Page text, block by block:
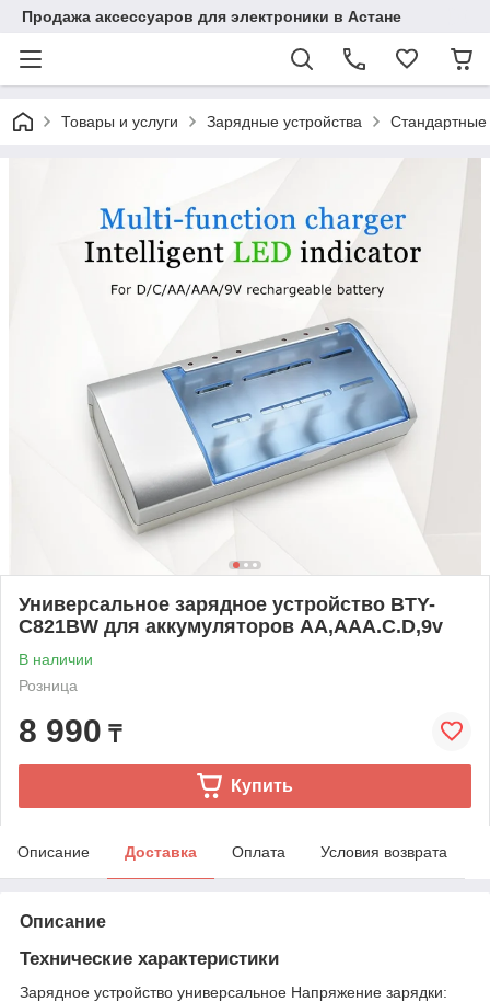
Продажа аксессуаров для электроники в Астане
Товары и услуги Зарядные устройства Стандартные
Универсальное зарядное устройство BTY-
C821BW для аккумуляторов AA,AAA.C.D,9v
В наличии
Розница
8 990 ₸
Купить
Описание Доставка Оплата Условия возврата
Описание
Технические характеристики
Зарядное устройство универсальное Напряжение зарядки: